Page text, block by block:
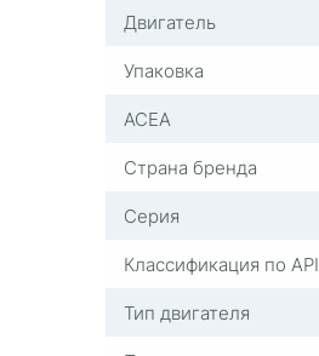
Двигатель
Упаковка
ACEA
Страна бренда
Серия
Классификация по API
Тип двигателя